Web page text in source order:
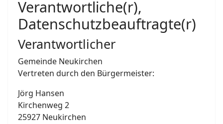
Verantwortliche(r),
Datenschutzbeauftragte(r)
Verantwortlicher
Gemeinde Neukirchen
Vertreten durch den Bürgermeister:
Jörg Hansen
Kirchenweg 2
25927 Neukirchen